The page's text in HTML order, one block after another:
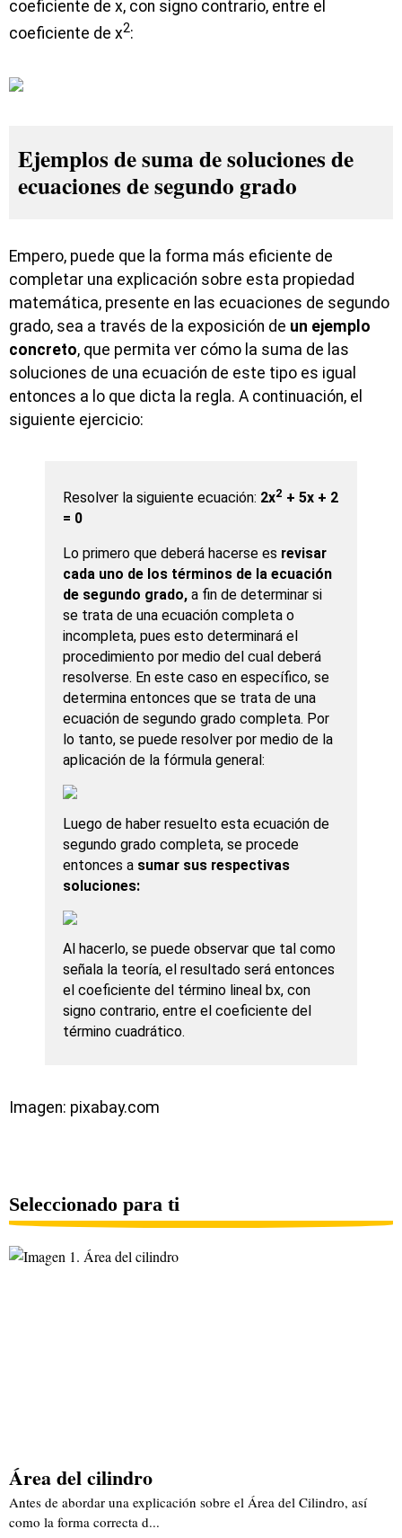
coeficiente de x, con signo contrario, entre el
coeficiente de x2:
Ejemplos de suma de soluciones de
ecuaciones de segundo grado
Empero, puede que la forma más eficiente de
completar una explicación sobre esta propiedad
matemática, presente en las ecuaciones de segundo
grado, sea a través de la exposición de un ejemplo
concreto, que permita ver cómo la suma de las
soluciones de una ecuación de este tipo es igual
entonces a lo que dicta la regla. A continuación, el
siguiente ejercicio:
Resolver la siguiente ecuación: 2x2 + 5x + 2
= 0
Lo primero que deberá hacerse es revisar
cada uno de los términos de la ecuación
de segundo grado, a fin de determinar si
se trata de una ecuación completa o
incompleta, pues esto determinará el
procedimiento por medio del cual deberá
resolverse. En este caso en específico, se
determina entonces que se trata de una
ecuación de segundo grado completa. Por
lo tanto, se puede resolver por medio de la
aplicación de la fórmula general:
Luego de haber resuelto esta ecuación de
segundo grado completa, se procede
entonces a sumar sus respectivas
soluciones:
Al hacerlo, se puede observar que tal como
señala la teoría, el resultado será entonces
el coeficiente del término lineal bx, con
signo contrario, entre el coeficiente del
término cuadrático.
Imagen: pixabay.com
Seleccionado para ti
Área del cilindro
Antes de abordar una explicación sobre el Área del Cilindro, así
como la forma correcta d...